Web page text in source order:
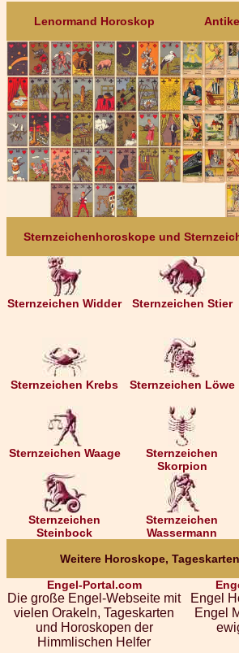
Lenormand Horoskop
Sternzeichenhoroskope und
Sternzeichen Widder Sternzeichen Stier
Sternzeichen Krebs Sternzeichen Löwe
Sternzeichen Waage
Sternzeichen
Skorpion
Sternzeichen
Steinbock
Sternzeichen
Wassermann
Weitere Horoskope,
Engel-Portal.com
Die große Engel-Webseite mit
vielen Orakeln, Tageskarten
und Horoskopen der
Himmlischen Helfer
Engel
Engel